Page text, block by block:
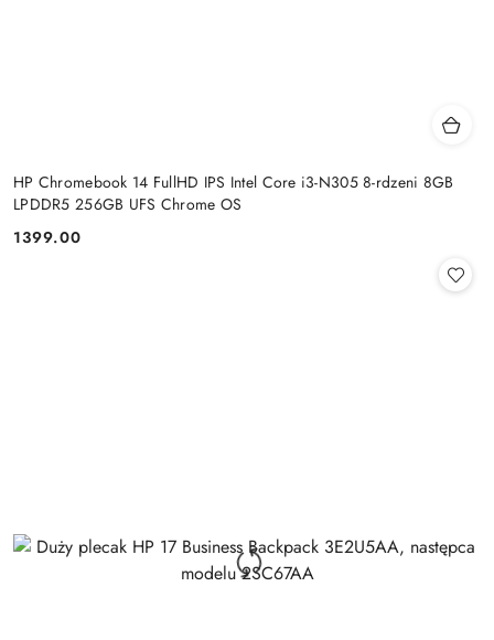
HP Chromebook 14 FullHD IPS Intel Core i3-N305 8-rdzeni 8GB
LPDDR5 256GB UFS Chrome OS
Cena:
1399.00